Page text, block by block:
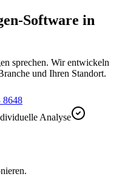
Software in
sprechen. Wir entwickeln
und Ihren Standort.
8648
Analyse